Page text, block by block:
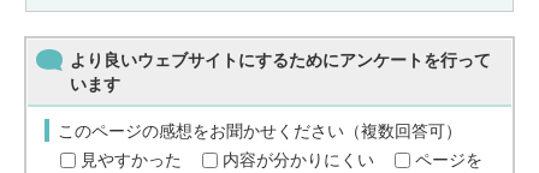
より良いウェブサイトにするためにアンケートを行って
います
このページの感想をお聞かせください（複数回答可）
見やすかった
内容が分かりにくい
ページを